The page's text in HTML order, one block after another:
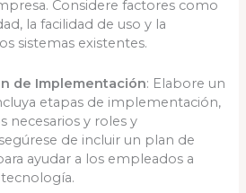
Considere factores como
la facilidad de uso y la
sistemas existentes.
de Implementación: Elabore un
etapas de implementación,
necesarios y roles y
de incluir un plan de
ayudar a los empleados a